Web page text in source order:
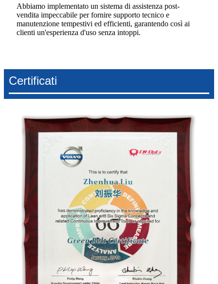
Abbiamo implementato un sistema di assistenza post-
vendita impeccabile per fornire supporto tecnico e
manutenzione tempestivi ed efficienti, garantendo così ai
clienti un'esperienza d'uso senza intoppi.
Certificati